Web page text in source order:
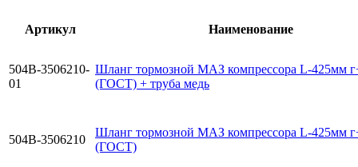
Артикул Наименование
504В-3506210-
01
Шланг тормозной МАЗ компрессора L-425мм
(ГОСТ) + труба медь
504В-3506210
Шланг тормозной МАЗ компрессора L-425мм
(ГОСТ)